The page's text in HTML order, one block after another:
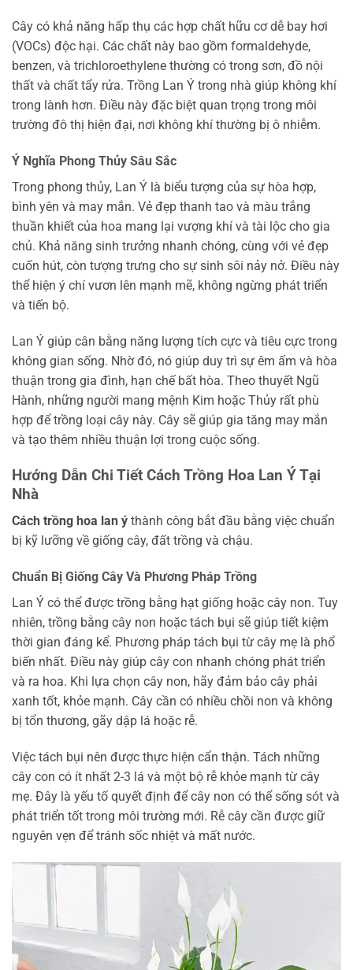
Cây có khả năng hấp thụ các hợp chất hữu cơ dễ bay hơi
(VOCs) độc hại. Các chất này bao gồm formaldehyde,
benzen, và trichloroethylene thường có trong sơn, đồ nội
thất và chất tẩy rửa. Trồng Lan Ý trong nhà giúp không khí
trong lành hơn. Điều này đặc biệt quan trọng trong môi
trường đô thị hiện đại, nơi không khí thường bị ô nhiễm.
Ý Nghĩa Phong Thủy Sâu Sắc
Trong phong thủy, Lan Ý là biểu tượng của sự hòa hợp,
bình yên và may mắn. Vẻ đẹp thanh tao và màu trắng
thuần khiết của hoa mang lại vượng khí và tài lộc cho gia
chủ. Khả năng sinh trưởng nhanh chóng, cùng với vẻ đẹp
cuốn hút, còn tượng trưng cho sự sinh sôi nảy nở. Điều này
thể hiện ý chí vươn lên mạnh mẽ, không ngừng phát triển
và tiến bộ.
Lan Ý giúp cân bằng năng lượng tích cực và tiêu cực trong
không gian sống. Nhờ đó, nó giúp duy trì sự êm ấm và hòa
thuận trong gia đình, hạn chế bất hòa. Theo thuyết Ngũ
Hành, những người mang mệnh Kim hoặc Thủy rất phù
hợp để trồng loại cây này. Cây sẽ giúp gia tăng may mắn
và tạo thêm nhiều thuận lợi trong cuộc sống.
Hướng Dẫn Chi Tiết Cách Trồng Hoa Lan Ý Tại
Nhà
Cách trồng hoa lan ý thành công bắt đầu bằng việc chuẩn
bị kỹ lưỡng về giống cây, đất trồng và chậu.
Chuẩn Bị Giống Cây Và Phương Pháp Trồng
Lan Ý có thể được trồng bằng hạt giống hoặc cây non. Tuy
nhiên, trồng bằng cây non hoặc tách bụi sẽ giúp tiết kiệm
thời gian đáng kể. Phương pháp tách bụi từ cây mẹ là phổ
biến nhất. Điều này giúp cây con nhanh chóng phát triển
và ra hoa. Khi lựa chọn cây non, hãy đảm bảo cây phải
xanh tốt, khỏe mạnh. Cây cần có nhiều chồi non và không
bị tổn thương, gãy dập lá hoặc rễ.
Việc tách bụi nên được thực hiện cẩn thận. Tách những
cây con có ít nhất 2-3 lá và một bộ rễ khỏe mạnh từ cây
mẹ. Đây là yếu tố quyết định để cây non có thể sống sót và
phát triển tốt trong môi trường mới. Rễ cây cần được giữ
nguyên vẹn để tránh sốc nhiệt và mất nước.